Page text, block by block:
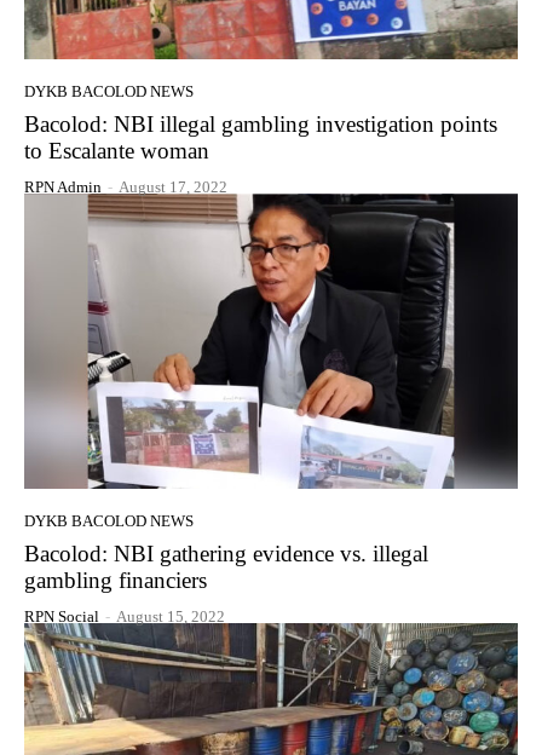
DYKB BACOLOD NEWS
Bacolod: NBI illegal gambling investigation points
to Escalante woman
RPN Admin - August 17, 2022
DYKB BACOLOD NEWS
Bacolod: NBI gathering evidence vs. illegal
gambling financiers
RPN Social - August 15, 2022